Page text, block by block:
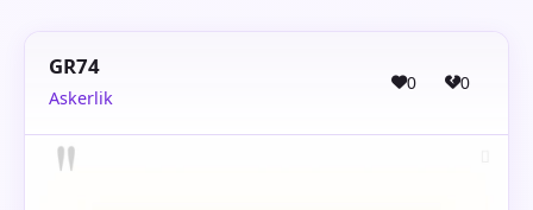
GR74
Askerlik
0 0